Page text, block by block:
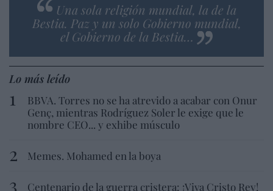
Una sola religión mundial, la de la
Bestia. Paz y un solo Gobierno mundial,
el Gobierno de la Bestia…
Lo más leído
BBVA. Torres no se ha atrevido a acabar con Onur
Genç, mientras Rodríguez Soler le exige que le
nombre CEO... y exhibe músculo
Memes. Mohamed en la boya
Centenario de la guerra cristera: ¡Viva Cristo Rey!